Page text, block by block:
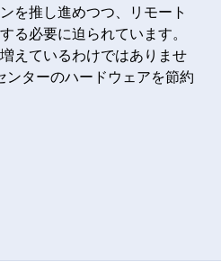
を推し進めつつ、リモート
る必要に迫られています。
えているわけではありませ
ターのハードウェアを節約